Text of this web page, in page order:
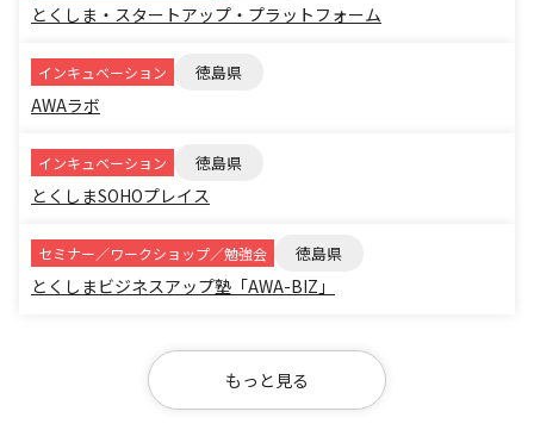
とくしま・スタートアップ・プラットフォーム
インキュベーション 徳島県
AWAラボ
インキュベーション 徳島県
とくしまSOHOプレイス
セミナー／ワークショップ／勉強会 徳島県
とくしまビジネスアップ塾「AWA-BIZ」
もっと見る